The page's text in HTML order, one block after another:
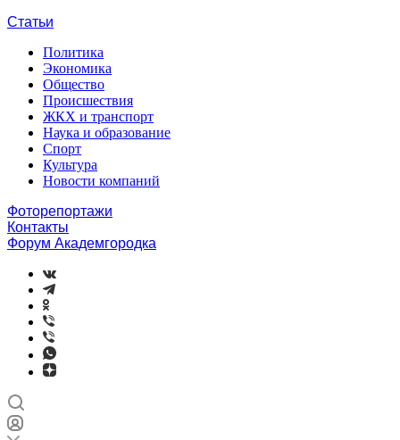
Статьи
Политика
Экономика
Общество
Происшествия
ЖКХ и транспорт
Наука и образование
Спорт
Культура
Новости компаний
Фоторепортажи
Контакты
Форум Академгородка